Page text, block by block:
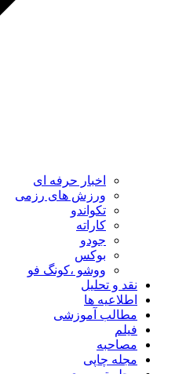
اخبار حرفه ای
ورزش های رزمی
تکواندو
کاراته
جودو
بوکس
ووشو ،کونگ فو
نقد و تحلیل
اطلاعیه ها
مطالب آموزشی
فیلم
مصاحبه
مجله چاپی